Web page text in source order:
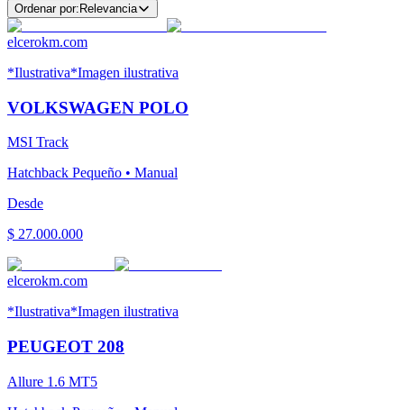
Ordenar por: Relevancia
elcerokm.com
*Ilustrativa*Imagen ilustrativa
VOLKSWAGEN POLO
MSI Track
Hatchback Pequeño • Manual
Desde
$ 27.000.000
elcerokm.com
*Ilustrativa*Imagen ilustrativa
PEUGEOT 208
Allure 1.6 MT5